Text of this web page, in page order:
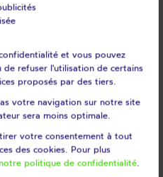
grâce à cette
et vous pouvez
refuser l'utilisation de certains
proposés par des tiers.
votre navigation sur notre site
sera moins optimale.
votre consentement à tout
des cookies. Pour plus
politique de confidentialité.